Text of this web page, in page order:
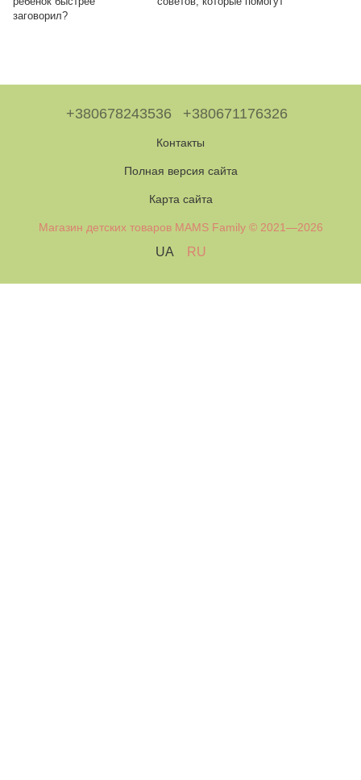
заговорил?
+380678243536 +380671176326
Контакты
Полная версия сайта
Карта сайта
Магазин детских товаров MAMS Family © 2021—2026
UA RU